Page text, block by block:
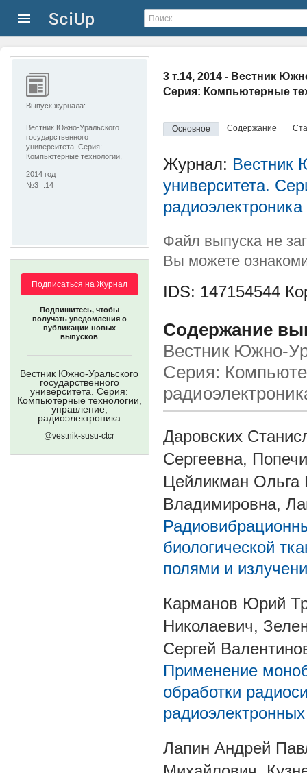
3 т.14, 2014 - Вестник
Серия: Компьютерные
Основное Содержание
Выпуск журнала:
Вестник Южно-Уральского
государственного
университета. Серия:
Компьютерные технологии,
2014 год
№3 т.14
Подписаться на Журнал
Подпишитесь, чтобы
получать уведомления о
публикации новых
выпусков
Вестник Южно-Уральского
государственного
университета. Серия:
Компьютерные технологии,
управление,
радиоэлектроника
@vestnik-susu-ctcr
Журнал: Вестник
университета.
радиоэлектроника
Файл выпуска не
Вы можете
IDS: 147154544
Содержание
Вестник Южно-
Серия:
Даровских
Сергеевна,
Цейликман Ольга
Владимировна,
биологической
полями и
Карманов Юрий
Николаевич,
Сергей
Применение
обработки
Лапин Андрей